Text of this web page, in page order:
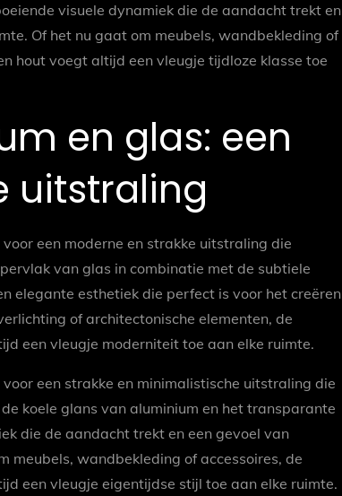
visuele dynamiek die de aandacht trekt en
Of het nu gaat om meubels, wandbekleding of
hout voegt altijd een vleugje tijdloze klasse toe
en glas: een
uitstraling
een moderne en strakke uitstraling die
van glas in combinatie met de subtiele
elegante esthetiek die perfect is voor het creëren
of architectonische elementen, de
een vleugje moderniteit toe aan elke ruimte.
een strakke en minimalistische uitstraling die
koele glans van aluminium en het transparante
die de aandacht trekt en een gevoel van
meubels, wandbekleding of accessoires, de
een vleugje eigentijdse stijl toe aan elke ruimte.